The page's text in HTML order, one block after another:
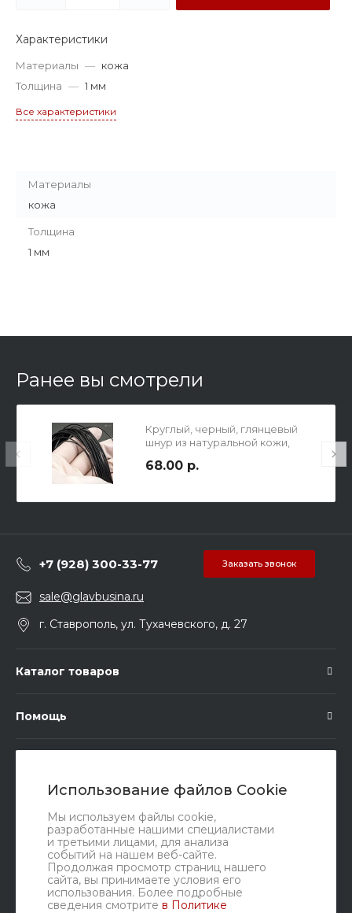
Использование файлов Cookie
Мы используем файлы cookie,
разработанные нашими специалистами
и третьими лицами, для анализа
событий на нашем веб-сайте.
Продолжая просмотр страниц нашего
сайта, вы принимаете условия его
использования. Более подробные
сведения смотрите в Политике
Характеристики
Материалы — кожа
Толщина — 1 мм
Все характеристики
Материалы
кожа
Толщина
1 мм
Ранее вы смотрели
Круглый, черный, глянцевый
шнур из натуральной кожи,
68.00 р.
+7 (928) 300-33-77 Заказать звонок
sale@glavbusina.ru
г. Ставрополь, ул. Тухачевского, д. 27
Каталог товаров
Помощь